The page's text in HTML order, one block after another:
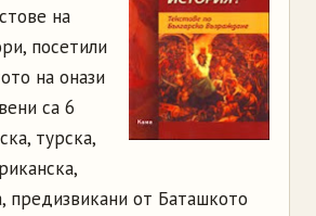
на
посетили
на онази
са 6
турска,
предизвикани от Баташкото